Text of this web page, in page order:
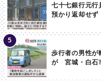
七十七銀行元行
預かり返却せず
歩行者の男性が
が 宮城・白石